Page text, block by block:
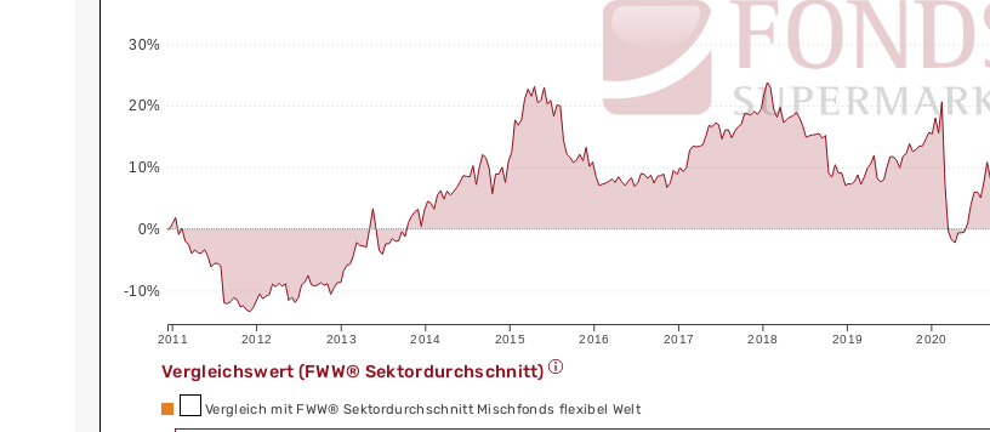
2011 2012 2013 2014 2015 2016 2017 2018 2019 2020
-10%
0%
10%
20%
30%
Vergleichswert (FWW® Sektordurchschnitt)
Vergleich mit FWW® Sektordurchschnitt Mischfonds flexibel Welt